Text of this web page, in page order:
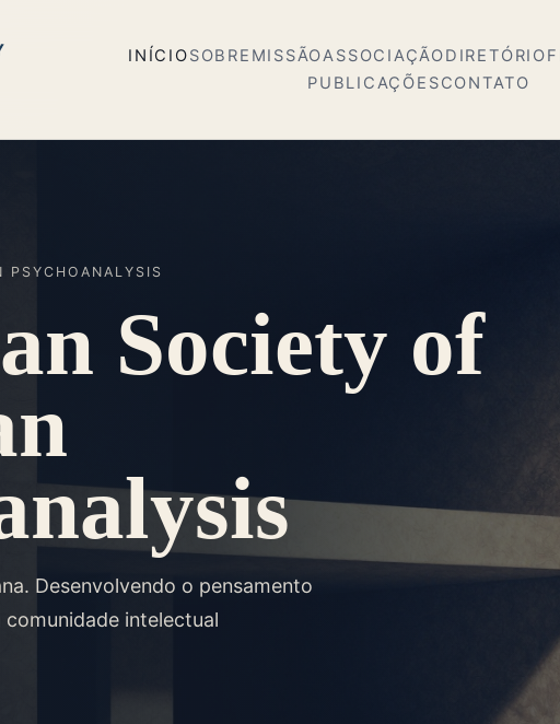
INÍCIOSOBRE MISSÃOASSOCIAÇÃODIRETÓRIO
PUBLICAÇÕESCONTATO
PSYCHOANALYSIS
Society of
Desenvolvendo o pensamento
intelectual